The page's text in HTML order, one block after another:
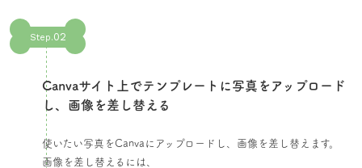
Step.02
Canvaサイト上でテンプレートに写真をアップロード
し、画像を差し替える​
使いたい写真をCanvaにアップロードし、画像を差し替えます。
画像を差し替えるには、